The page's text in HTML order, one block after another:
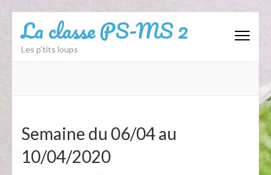
au
contenu
La classe PS-MS 2
Les p'tits loups
Semaine du 06/04 au
10/04/2020